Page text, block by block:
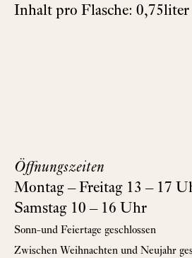
Inhalt pro Flasche: 0,75liter
Öffnungszeiten
Montag – Freitag 13 – 17
Samstag 10 – 16 Uhr
Sonn-und Feiertage geschlossen
Zwischen Weihnachten und Neujahr